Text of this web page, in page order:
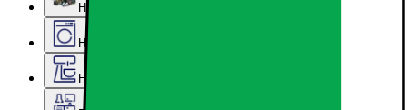
Hardware
Hvidevarer
Hjem, Rengøring & Køkkenudstyr